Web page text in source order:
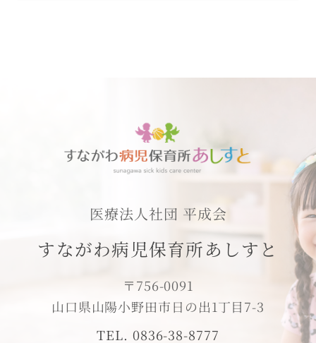
医療法人社団 平成会
すながわ病児保育所あしすと
〒756-0091
山口県山陽小野田市日の出1丁目7-3
TEL. 0836-38-8777